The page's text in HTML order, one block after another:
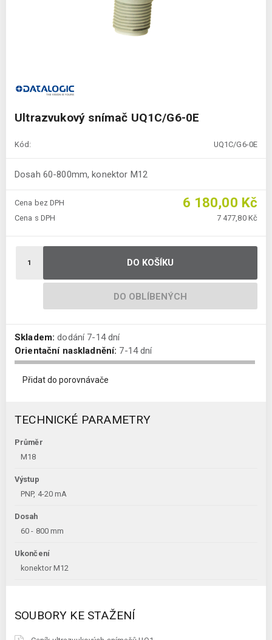
Ultrazvukový snímač UQ1C/G6-0E
Kód: UQ1C/G6-0E
Dosah 60-800mm, konektor M12
Cena bez DPH 6 180,00 Kč
Cena s DPH 7 477,80 Kč
DO KOŠÍKU
DO OBLÍBENÝCH
Skladem: dodání 7-14 dní
Orientační naskladnění: 7-14 dní
Přidat do porovnávače
TECHNICKÉ PARAMETRY
Průměr
M18
Výstup
PNP, 4-20 mA
Dosah
60 - 800 mm
Ukončení
konektor M12
SOUBORY KE STAŽENÍ